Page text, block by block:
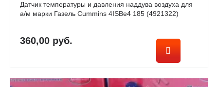
Датчик температуры и давления наддува воздуха для
а/м марки Газель Cummins 4ISBe4 185 (4921322)
360,00 руб.